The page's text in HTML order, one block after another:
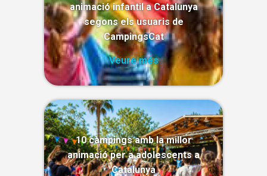
animació infantil a Catalunya
segons els usuaris de
CampingsCat
Veure més
10 càmpings amb la millor
animació per a adolescents a
Catalunya